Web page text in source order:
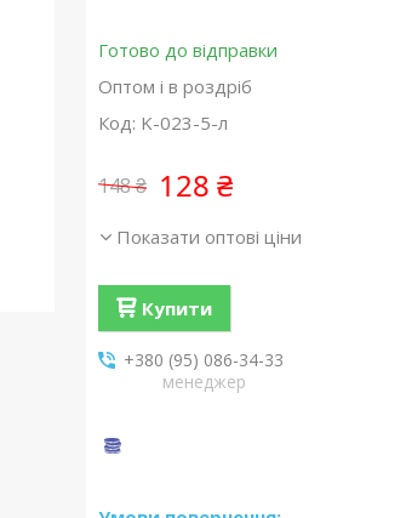
Готово до відправки
Оптом і в роздріб
Код: K-023-5-л
148 ₴ 128 ₴
Показати оптові ціни
Купити
+380 (95) 086-34-33
менеджер